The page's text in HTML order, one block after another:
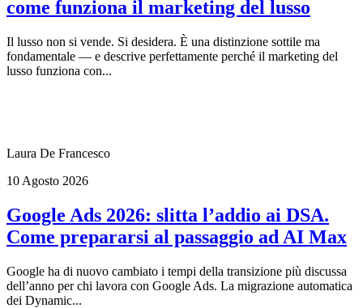
come funziona il marketing del lusso
Il lusso non si vende. Si desidera. È una distinzione sottile ma
fondamentale — e descrive perfettamente perché il marketing del
lusso funziona con...
Laura De Francesco
10 Agosto 2026
Google Ads 2026: slitta l’addio ai DSA.
Come prepararsi al passaggio ad AI Max
Google ha di nuovo cambiato i tempi della transizione più discussa
dell’anno per chi lavora con Google Ads. La migrazione automatica
dei Dynamic...